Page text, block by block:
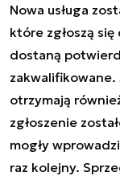
Nowa usługa
które zgłoszą
dostaną
otrzymają
zgłoszenie
mogły
raz kolejny.